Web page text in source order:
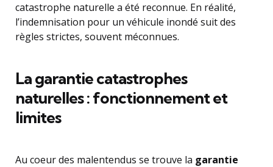
catastrophe naturelle a été reconnue. En réalité,
l’indemnisation pour un véhicule inondé suit des
règles strictes, souvent méconnues.
La garantie catastrophes
naturelles : fonctionnement et
limites
Au coeur des malentendus se trouve la garantie